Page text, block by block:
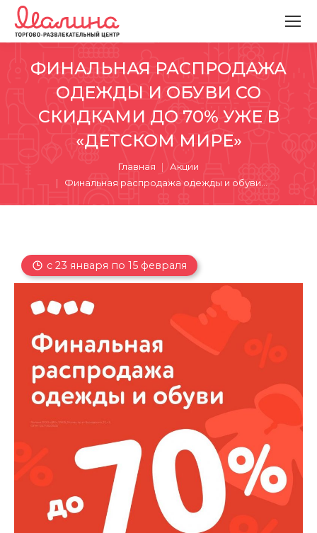
ФИНАЛЬНАЯ РАСПРОДАЖА
ОДЕЖДЫ И ОБУВИ СО
СКИДКАМИ ДО 70% УЖЕ В
«ДЕТСКОМ МИРЕ»
Главная
Акции
Финальная распродажа одежды и обуви…
с 23 января по 15 февраля